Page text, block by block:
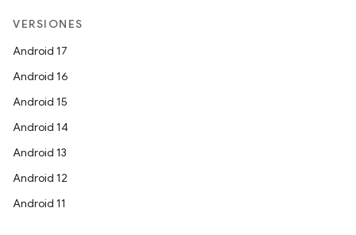
VERSIONES
Android 17
Android 16
Android 15
Android 14
Android 13
Android 12
Android 11